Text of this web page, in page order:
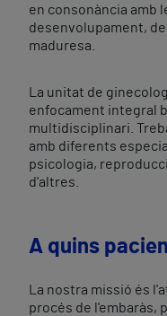
en consonància amb
desenvolupament,
maduresa.
La unitat de
enfocament integral
multidisciplinari.
amb diferents
psicologia,
d'altres.
A quins
La nostra missió és
procés de l'embaràs,